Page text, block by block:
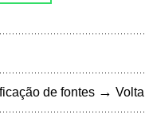
de fontes →